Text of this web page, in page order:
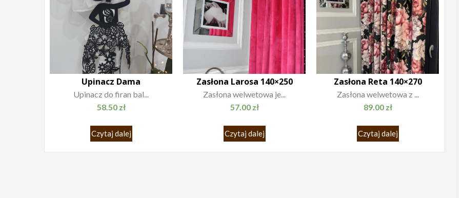
Upinacz Dama
Upinacz do firan bal...
58.50 zł
Czytaj dalej
Zasłona Larosa 140×250
Zasłona welwetowa je...
57.00 zł
Czytaj dalej
Zasłona Reta 140×270
Zasłona welwetowa z ...
89.00 zł
Czytaj dalej